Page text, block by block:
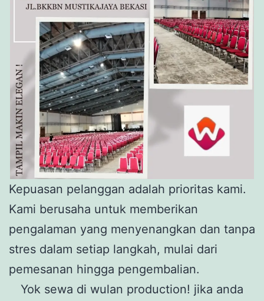
Kepuasan pelanggan adalah prioritas kami.
Kami berusaha untuk memberikan
pengalaman yang menyenangkan dan tanpa
stres dalam setiap langkah, mulai dari
pemesanan hingga pengembalian.
Yok sewa di wulan production! jika anda